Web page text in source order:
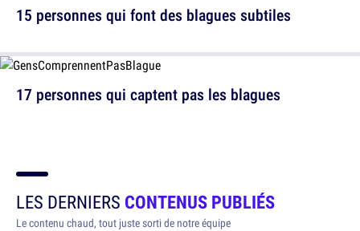
15 personnes qui font des blagues subtiles
17 personnes qui captent pas les blagues
LES DERNIERS CONTENUS PUBLIÉS
Le contenu chaud, tout juste sorti de notre équipe